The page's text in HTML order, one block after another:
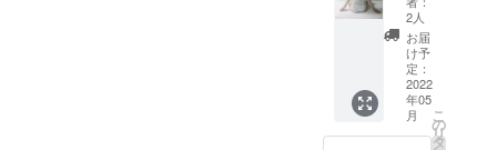
だいた
方には
映像の
配信リ
ンクを
お届け
し、期
いただ
けま
す。
ネック
部分の
ボタン
は、プ
ラス
み、サ
イズの
選択が
必要と
なりま
す。 ◉
セット
内容 ①
しくは
お名前
の表
記、
"Giselle
"の撮影
の裏側
動画と
AMOの
活動を
応援し
たい！
と思っ
てくだ
さる方
へ。 ス
2人
お届
け予
定：
2022
年05
月
こ
の
リ
タ